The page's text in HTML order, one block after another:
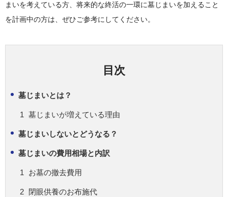
まいを考えている方、将来的な終活の一環に墓じまいを加えること
を計画中の方は、ぜひご参考にしてください。
目次
墓じまいとは？
墓じまいが増えている理由
墓じまいしないとどうなる？
墓じまいの費用相場と内訳
お墓の撤去費用
閉眼供養のお布施代